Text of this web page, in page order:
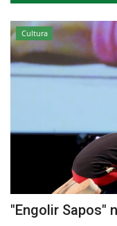
Cultura
"Engolir Sapos"